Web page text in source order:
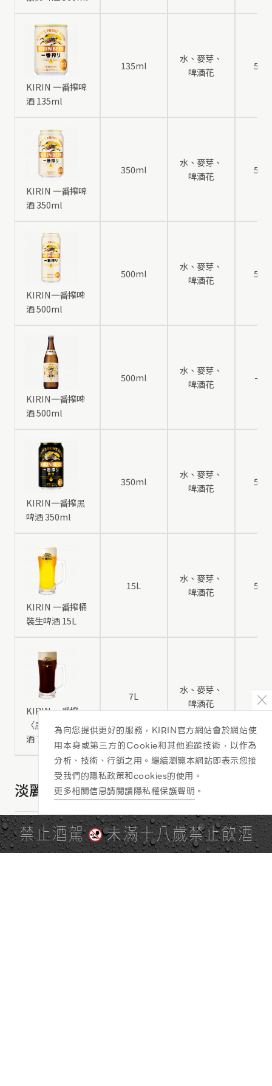
KIRIN 一番搾啤
酒 135ml
135ml
水、麥芽、
啤酒花
5
KIRIN 一番搾啤
酒 350ml
350ml
水、麥芽、
啤酒花
5
KIRIN一番搾啤
酒 500ml
500ml
水、麥芽、
啤酒花
5
KIRIN一番搾啤
酒 500ml
500ml
水、麥芽、
啤酒花
-
KIRIN一番搾黑
啤酒 350ml
350ml
水、麥芽、
啤酒花
5
KIRIN 一番搾桶
裝生啤酒 15L
15L
水、麥芽、
啤酒花
5
KIRIN 一番搾
〈黑〉桶裝生啤
酒 7L
7L
水、麥芽、
啤酒花
5
淡麗GREEN LABEL
該表格可以透過左右滾動查看
禁止酒駕 未滿十八歲禁止飲酒
為向您提供更好的服務，KIRIN官方網站會於網站使
用本身或第三方的Cookie和其他追蹤技術，以作為
分析、技術、行銷之用。繼續瀏覽本網站即表示您接
受我們的隱私政策和cookies的使用。
更多相關信息請閱讀隱私權保護聲明 。